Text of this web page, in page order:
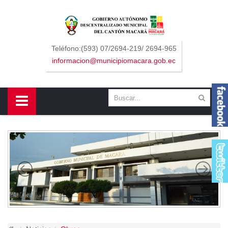
Teléfono:(593) 07/2694-219/ 2694-965
informacion@municipiomacara.gob.ec
Sidebar Menu
Concejo
Departamentos
Contáctenos
Cantón
Himno a Macará
Símbolos Patrios
Gastronomía